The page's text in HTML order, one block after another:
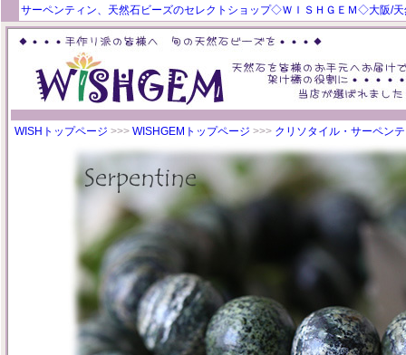
サーペンティン、天然石ビーズのセレクトショップ◇ＷＩＳＨＧＥＭ◇大阪/
WISHトップページ >>> WISHGEMトップページ >>> クリソタイル・サーペン